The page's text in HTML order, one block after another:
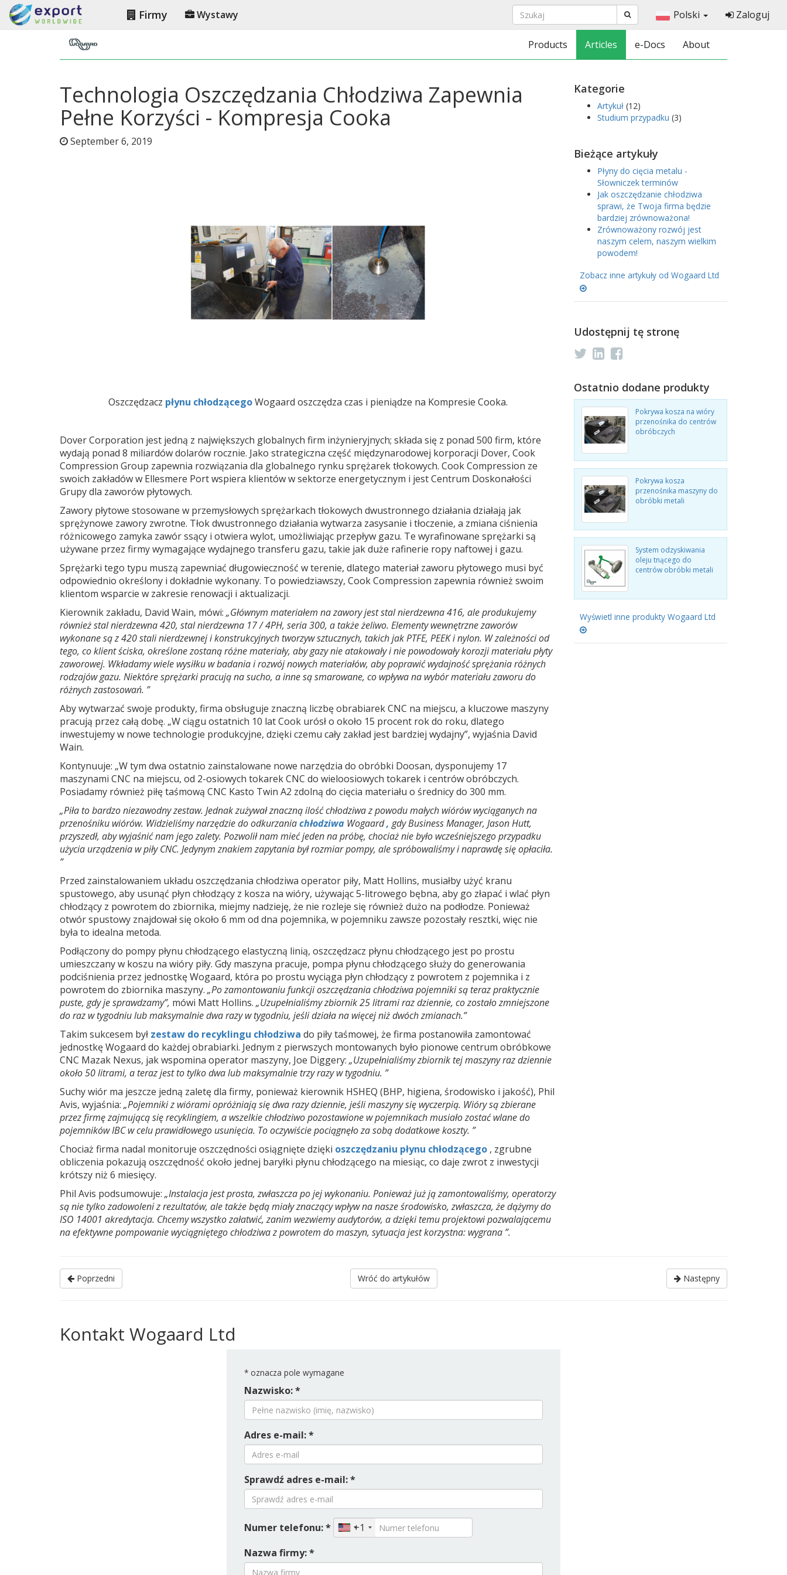
Firmy Wystawy Polski Zaloguj
Products Articles e-Docs About
Technologia Oszczędzania Chłodziwa Zapewnia
Pełne Korzyści - Kompresja Cooka
September 6, 2019
Oszczędzacz płynu chłodzącegoWogaard oszczędza czas i pieniądze na Kompresie Cooka.
Dover Corporation jest jedną z największych globalnych firm inżynieryjnych; składa się z ponad 500 firm, które
wydają ponad 8 miliardów dolarów rocznie. Jako strategiczna część międzynarodowej korporacji Dover, Cook
Compression Group zapewnia rozwiązania dla globalnego rynku sprężarek tłokowych. Cook Compression ze
swoich zakładów w Ellesmere Port wspiera klientów w sektorze energetycznym i jest Centrum Doskonałości
Grupy dla zaworów płytowych.
Zawory płytowe stosowane w przemysłowych sprężarkach tłokowych dwustronnego działania działają jak
sprężynowe zawory zwrotne. Tłok dwustronnego działania wytwarza zasysanie i tłoczenie, a zmiana ciśnienia
różnicowego zamyka zawór ssący i otwiera wylot, umożliwiając przepływ gazu. Te wyrafinowane sprężarki są
używane przez firmy wymagające wydajnego transferu gazu, takie jak duże rafinerie ropy naftowej i gazu.
Sprężarki tego typu muszą zapewniać długowieczność w terenie, dlatego materiał zaworu płytowego musi być
odpowiednio określony i dokładnie wykonany. To powiedziawszy, Cook Compression zapewnia również swoim
klientom wsparcie w zakresie renowacji i aktualizacji.
Kierownik zakładu, David Wain, mówi: „Głównym materiałem na zawory jest stal nierdzewna 416, ale produkujemy
również stal nierdzewna 420, stal nierdzewna 17 / 4PH, seria 300, a także żeliwo. Elementy wewnętrzne zaworów
wykonane są z 420 stali nierdzewnej i konstrukcyjnych tworzyw sztucznych, takich jak PTFE, PEEK i nylon. W zależności od
tego, co klient ściska, określone zostaną różne materiały, aby gazy nie atakowały i nie powodowały korozji materiału płyty
zaworowej. Wkładamy wiele wysiłku w badania i rozwój nowych materiałów, aby poprawić wydajność sprężania różnych
rodzajów gazu. Niektóre sprężarki pracują na sucho, a inne są smarowane, co wpływa na wybór materiału zaworu do
różnych zastosowań. ”
Aby wytwarzać swoje produkty, firma obsługuje znaczną liczbę obrabiarek CNC na miejscu, a kluczowe maszyny
pracują przez całą dobę. „W ciągu ostatnich 10 lat Cook urósł o około 15 procent rok do roku, dlatego
inwestujemy w nowe technologie produkcyjne, dzięki czemu cały zakład jest bardziej wydajny”, wyjaśnia David
Wain.
Kontynuuje: „W tym dwa ostatnio zainstalowane nowe narzędzia do obróbki Doosan, dysponujemy 17
maszynami CNC na miejscu, od 2-osiowych tokarek CNC do wieloosiowych tokarek i centrów obróbczych.
Posiadamy również piłę taśmową CNC Kasto Twin A2 zdolną do cięcia materiału o średnicy do 300 mm.
„Piła to bardzo niezawodny zestaw. Jednak zużywał znaczną ilość chłodziwa z powodu małych wiórów wyciąganych na
przenośniku wiórów. Widzieliśmy narzędzie do odkurzaniachłodziwa Wogaard, gdy Business Manager, Jason Hutt,
przyszedł, aby wyjaśnić nam jego zalety. Pozwolił nam mieć jeden na próbę, chociaż nie było wcześniejszego przypadku
użycia urządzenia w piły CNC. Jedynym znakiem zapytania był rozmiar pompy, ale spróbowaliśmy i naprawdę się opłaciła.
”
Przed zainstalowaniem układu oszczędzania chłodziwa operator piły, Matt Hollins, musiałby użyć kranu
spustowego, aby usunąć płyn chłodzący z kosza na wióry, używając 5-litrowego bębna, aby go złapać i wlać płyn
chłodzący z powrotem do zbiornika, miejmy nadzieję, że nie rozleje się również dużo na podłodze. Ponieważ
otwór spustowy znajdował się około 6 mm od dna pojemnika, w pojemniku zawsze pozostały resztki, więc nie
była to idealna metoda.
Podłączony do pompy płynu chłodzącego elastyczną linią, oszczędzacz płynu chłodzącego jest po prostu
umieszczany w koszu na wióry piły. Gdy maszyna pracuje, pompa płynu chłodzącego służy do generowania
podciśnienia przez jednostkę Wogaard, która po prostu wyciąga płyn chłodzący z powrotem z pojemnika i z
powrotem do zbiornika maszyny. „Po zamontowaniu funkcji oszczędzania chłodziwa pojemniki są teraz praktycznie
puste, gdy je sprawdzamy”, mówi Matt Hollins. „Uzupełnialiśmy zbiornik 25 litrami raz dziennie, co zostało zmniejszone
do raz w tygodniu lub maksymalnie dwa razy w tygodniu, jeśli działa na więcej niż dwóch zmianach.”
Takim sukcesem był zestaw do recyklingu chłodziwa do piły taśmowej, że firma postanowiła zamontować
jednostkę Wogaard do każdej obrabiarki. Jednym z pierwszych montowanych było pionowe centrum obróbkowe
CNC Mazak Nexus, jak wspomina operator maszyny, Joe Diggery: „Uzupełnialiśmy zbiornik tej maszyny raz dziennie
około 50 litrami, a teraz jest to tylko dwa lub maksymalnie trzy razy w tygodniu. ”
Suchy wiór ma jeszcze jedną zaletę dla firmy, ponieważ kierownik HSHEQ (BHP, higiena, środowisko i jakość), Phil
Avis, wyjaśnia: „Pojemniki z wiórami opróżniają się dwa razy dziennie, jeśli maszyny się wyczerpią. Wióry są zbierane
przez firmę zajmującą się recyklingiem, a wszelkie chłodziwo pozostawione w pojemnikach musiało zostać wlane do
pojemników IBC w celu prawidłowego usunięcia. To oczywiście pociągnęło za sobą dodatkowe koszty. ”
Chociaż firma nadal monitoruje oszczędności osiągnięte dzięki oszczędzaniu płynu chłodzącego , zgrubne
obliczenia pokazują oszczędność około jednej baryłki płynu chłodzącego na miesiąc, co daje zwrot z inwestycji
krótszy niż 6 miesięcy.
Phil Avis podsumowuje: „Instalacja jest prosta, zwłaszcza po jej wykonaniu. Ponieważ już ją zamontowaliśmy, operatorzy
są nie tylko zadowoleni z rezultatów, ale także będą miały znaczący wpływ na nasze środowisko, zwłaszcza, że dążymy do
ISO 14001 akredytacja. Chcemy wszystko załatwić, zanim wezwiemy audytorów, a dzięki temu projektowi pozwalającemu
na efektywne pompowanie wyciągniętego chłodziwa z powrotem do maszyn, sytuacja jest korzystna: wygrana ”.
Kategorie
Artykuł (12)
Studium przypadku (3)
Bieżące artykuły
Płyny do cięcia metalu -
Słowniczek terminów
Jak oszczędzanie chłodziwa
sprawi, że Twoja firma będzie
bardziej zrównoważona!
Zrównoważony rozwój jest
naszym celem, naszym wielkim
powodem!
Zobacz inne artykuły od Wogaard Ltd
Udostępnij tę stronę
Ostatnio dodane produkty
Pokrywa kosza na wióry
przenośnika do centrów
obróbczych
Pokrywa kosza
przenośnika maszyny do
obróbki metali
System odzyskiwania
oleju tnącego do
centrów obróbki metali
Wyświetl inne produkty Wogaard Ltd
Poprzedni Wróć do artykułów Następny
Kontakt Wogaard Ltd
* oznacza pole wymagane
Nazwisko: *
Adres e-mail: *
Sprawdź adres e-mail: *
Numer telefonu: *
+1
Nazwa firmy: *